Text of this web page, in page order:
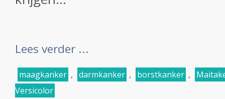
Lees verder ...
maagkanker , darmkanker , borstkanker ,
Versicolor